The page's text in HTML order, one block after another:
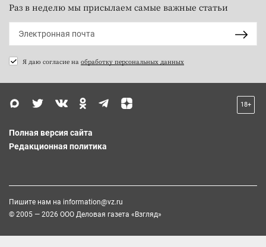
Раз в неделю мы присылаем самые важные статьи
Я даю согласие на обработку персональных данных
18+
Полная версия сайта
Редакционная политика
Пишите нам на information@vz.ru
© 2005 — 2026 ООО Деловая газета «Взгляд»